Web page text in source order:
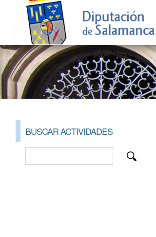
BUSCAR ACTIVIDADES